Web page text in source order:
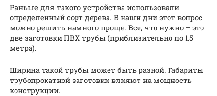
Раньше для такого устройства использовали
определенный сорт дерева. В наши дни этот вопрос
можно решить намного проще. Все, что нужно – это
две заготовки ПВХ трубы (приблизительно по 1,5
метра).
Ширина такой трубы может быть разной. Габариты
трубопрокатной заготовки влияют на мощность
конструкции.